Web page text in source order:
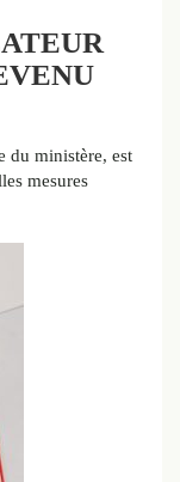
du ministère, est
mesures